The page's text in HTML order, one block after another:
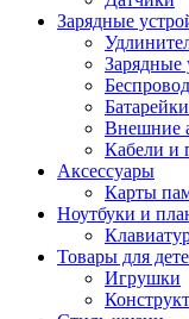
Зарядные
Зарядные
Внешние
Кабели и
Аксессуары
Карты
Ноутбуки и
Товары для
Игрушки